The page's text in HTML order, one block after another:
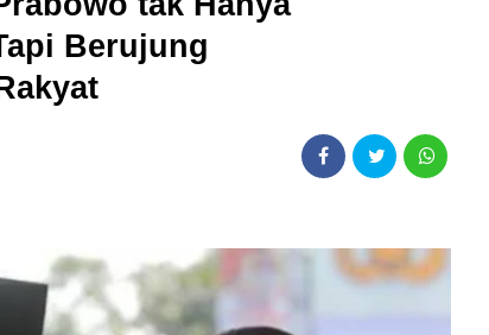
Berujung